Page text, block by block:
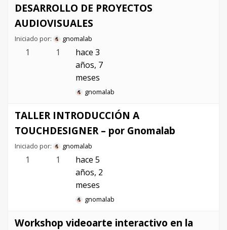
DESARROLLO DE PROYECTOS
AUDIOVISUALES
Iniciado por: gnomalab
1 1
hace 3
años, 7
meses
gnomalab
TALLER INTRODUCCIÓN A
TOUCHDESIGNER – por Gnomalab
Iniciado por: gnomalab
1 1
hace 5
años, 2
meses
gnomalab
Workshop videoarte interactivo en la